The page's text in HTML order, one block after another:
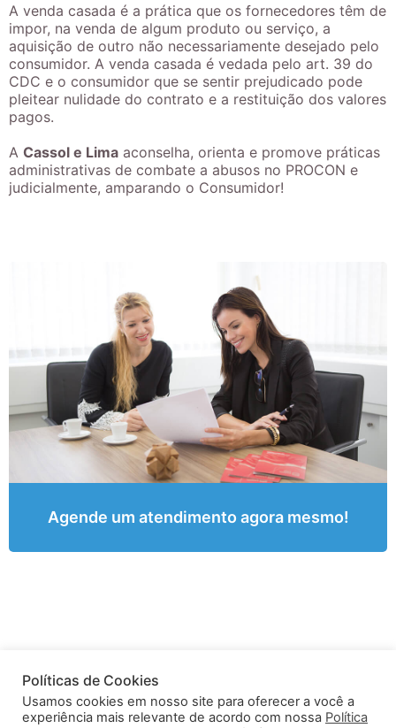
A venda casada é a prática que os fornecedores têm de
impor, na venda de algum produto ou serviço, a
aquisição de outro não necessariamente desejado pelo
consumidor. A venda casada é vedada pelo art. 39 do
CDC e o consumidor que se sentir prejudicado pode
pleitear nulidade do contrato e a restituição dos valores
pagos.
A Cassol e Lima aconselha, orienta e promove práticas
administrativas de combate a abusos no PROCON e
judicialmente, amparando o Consumidor!
Agende um atendimento agora mesmo!
Políticas de Cookies
Usamos cookies em nosso site para oferecer a você a
experiência mais relevante de acordo com nossa Política